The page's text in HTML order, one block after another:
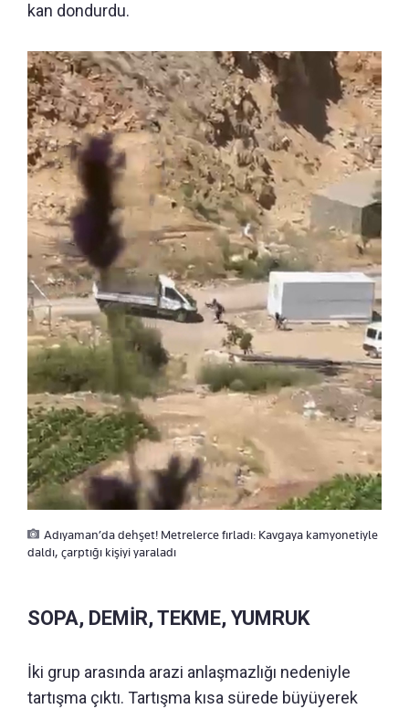
kan dondurdu.
Adıyaman’da dehşet! Metrelerce fırladı: Kavgaya kamyonetiyle
daldı, çarptığı kişiyi yaraladı
SOPA, DEMİR, TEKME, YUMRUK
İki grup arasında arazi anlaşmazlığı nedeniyle
tartışma çıktı. Tartışma kısa sürede büyüyerek